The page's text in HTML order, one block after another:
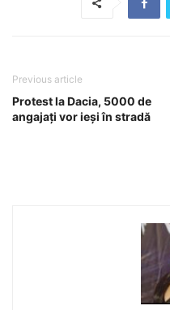
Previous article
Protest la Dacia, 5000 de
angajați vor ieși în stradă